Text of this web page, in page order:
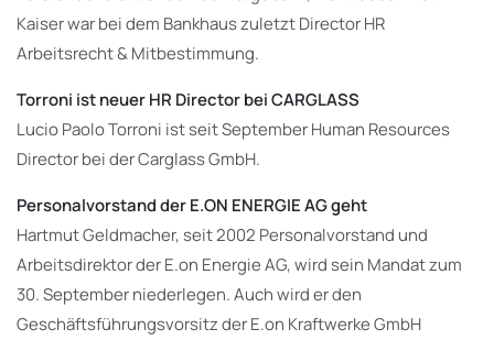
Kaiser war bei dem Bankhaus zuletzt Director HR
Arbeitsrecht & Mitbestimmung.
Torroni ist neuer HR Director bei CARGLASS
Lucio Paolo Torroni ist seit September Human Resources
Director bei der Carglass GmbH.
Personalvorstand der E.ON ENERGIE AG geht
Hartmut Geldmacher, seit 2002 Personalvorstand und
Arbeitsdirektor der E.on Energie AG, wird sein Mandat zum
30. September niederlegen. Auch wird er den
Geschäftsführungsvorsitz der E.on Kraftwerke GmbH